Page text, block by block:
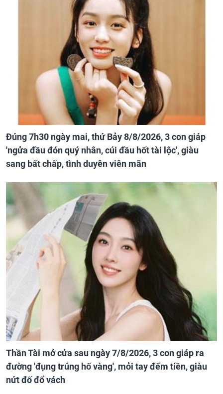
Đúng 7h30 ngày mai, thứ Bảy 8/8/2026, 3 con giáp
'ngửa đầu đón quý nhân, cúi đầu hốt tài lộc', giàu
sang bất chấp, tình duyên viên mãn
Thần Tài mở cửa sau ngày 7/8/2026, 3 con giáp ra
đường 'đụng trúng hố vàng', mỏi tay đếm tiền, giàu
nứt đố đổ vách